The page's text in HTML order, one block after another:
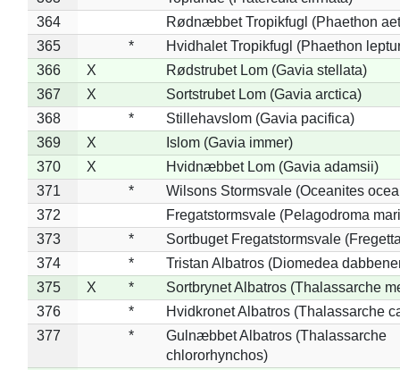
364
Rødnæbbet Tropikfugl (Phaethon
365
*
Hvidhalet Tropikfugl (Phaethon
366
X
Rødstrubet Lom (Gavia stellata)
367
X
Sortstrubet Lom (Gavia arctica)
368
*
Stillehavslom (Gavia pacifica)
369
X
Islom (Gavia immer)
370
X
Hvidnæbbet Lom (Gavia adamsii)
371
*
Wilsons Stormsvale (Oceanites
372
Fregatstormsvale (Pelagodroma
373
*
Sortbuget Fregatstormsvale
374
*
Tristan Albatros (Diomedea
375
X *
Sortbrynet Albatros (Thalassarche
376
*
Hvidkronet Albatros (Thalassarche
377
*
Gulnæbbet Albatros (Thalassarche
chlororhynchos)